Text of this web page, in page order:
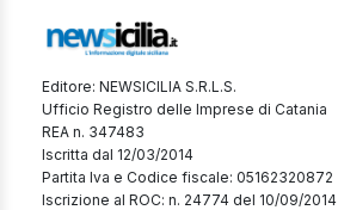
Editore: NEWSICILIA S.R.L.S.
Ufficio Registro delle Imprese di Catania
REA n. 347483
Iscritta dal 12/03/2014
Partita Iva e Codice fiscale: 05162320872
Iscrizione al ROC: n. 24774 del 10/09/2014